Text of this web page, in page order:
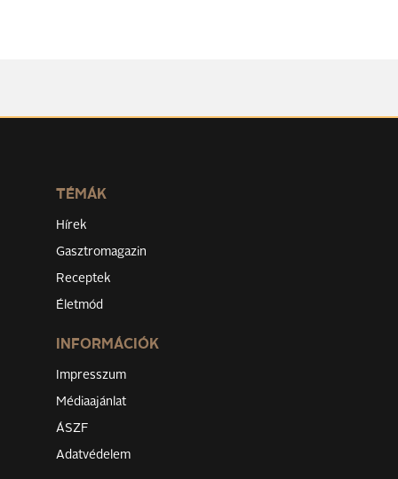
TÉMÁK
Hírek
Gasztromagazin
Receptek
Életmód
INFORMÁCIÓK
Impresszum
Médiaajánlat
ÁSZF
Adatvédelem